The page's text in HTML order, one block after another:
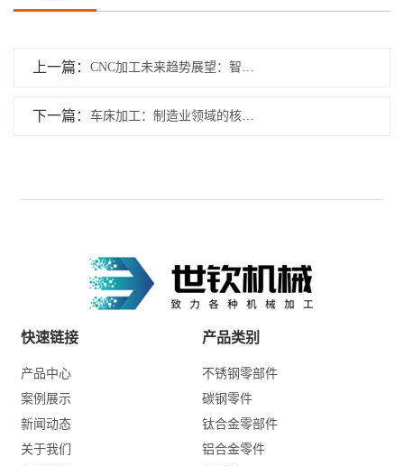
上一篇： CNC加工未来趋势展望：智能化、自动化引领制造业新变革
下一篇： 车床加工：制造业领域的核心利器
快速链接
产品中心
案例展示
新闻动态
关于我们
产品类别
不锈钢零部件
碳钢零件
钛合金零部件
铝合金零件